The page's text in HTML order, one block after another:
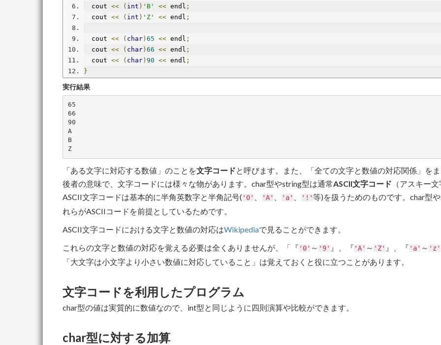
  cout
<< ( int ) 'B' << endl ;
  cout
<< ( int ) 'Z' << endl ;
  cout
<< ( char ) 65 << endl ;
  cout
<< ( char ) 66 << endl ;
  cout
<< ( char ) 90 << endl ;
}
実行結果
65
66
90
A
B
Z
「ある文字に対応する数値」のことを文字コードと呼びます。また、「全ての文字と数値の対応関係」を
後者の意味で、文字コードには様々な物があります。char型やstring型は通常ASCII文字コード （アスキー
ASCII文字コードは基本的に半角英数字と半角記号( '0' 'A' 'a' '!'等)を扱うためのものです。char型
れらがASCIIコードを前提としているためです。
ASCII文字コードにおける文字と数値の対応はWikipediaで見ることができます。
これらの文字と数値の対応を覚える必要は全くありませんが、「『 '0' ～ '9' 』、『 'A' ～ 'Z' 』、『 'a' ～ 'z'
「大文字は小文字より小さい数値に対応していること」は覚えておくと役に立つことがあります。
文字コードを利用したプログラム
char型の値は実質的に数値なので、int型と同じように四則演算や比較ができます。
char型に対する加算